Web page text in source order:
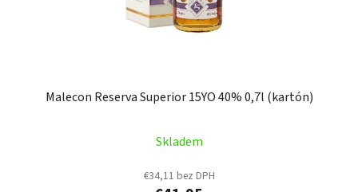
Malecon Reserva Superior 15YO 40% 0,7l (kartón)
Skladem
€34,11 bez DPH